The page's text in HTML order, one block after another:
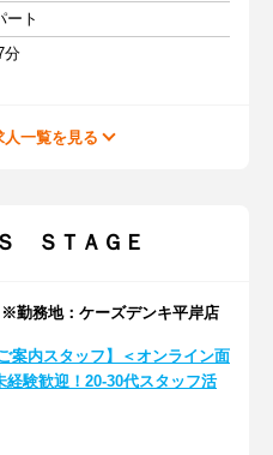
ート
分
人一覧を見る
ＳＴＡＧＥ
務地：ケーズデンキ平岸店
案内スタッフ】＜オンライン面
経験歓迎！20-30代スタッフ活